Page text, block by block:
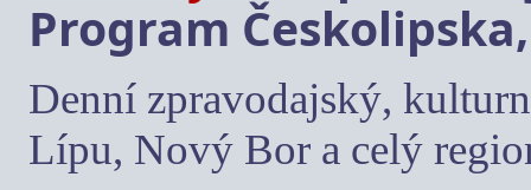
Program
Denní zpravodajský,
Lípu, Nový Bor a celý